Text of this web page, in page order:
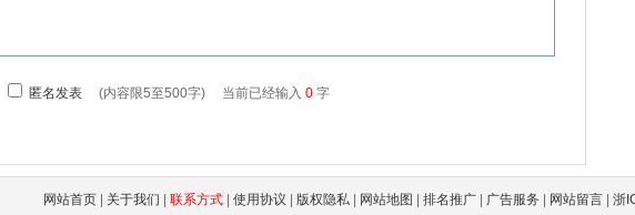
网站首页 | 关于我们 | 联系方式 | 使用协议 | 版权隐私 | 网站地图 | 排名推广 | 广告服务 | 网站留言 | 浙